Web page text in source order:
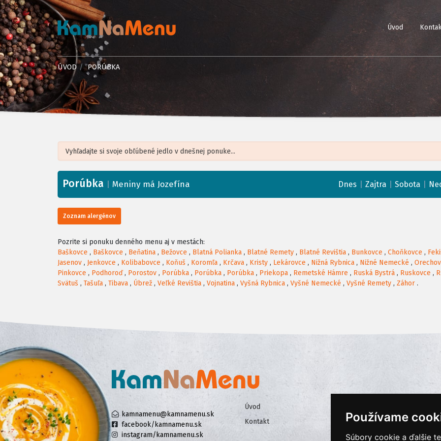
Používame
Súbory cookie a ďalšie
Úvod
ÚVOD PORÚBKA
+
−
Porúbka Meniny má Jozefína Dnes Zajtra Sobota
Zoznam alergénov
Pozrite si ponuku denného menu aj v mestách:
Baškovce , Baškovce , Beňatina , Bežovce , Blatná Polianka , Blatné Remety , Blatné Revištia , Bunkovce , Choňkovce ,
Jasenov , Jenkovce , Kolibabovce , Koňuš , Koromľa , Krčava , Kristy , Lekárovce , Nižná Rybnica , Nižné Nemecké ,
Pinkovce , Podhoroď, Porostov , Porúbka , Porúbka , Porúbka , Priekopa , Remetské Hámre , Ruská Bystrá , Ruskovce ,
Svätuš , Tašuľa , Tibava , Úbrež , Veľké Revištia , Vojnatina , Vyšná Rybnica , Vyšné Nemecké , Vyšné Remety , Záhor .
kamnamenu@kamnamenu.sk
facebook/kamnamenu.sk
instagram/kamnamenu.sk
Úvod
Kontakt
Ochrana osobných údajov
Cookies